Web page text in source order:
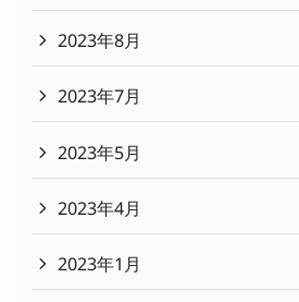
2023年8月
2023年7月
2023年5月
2023年4月
2023年1月